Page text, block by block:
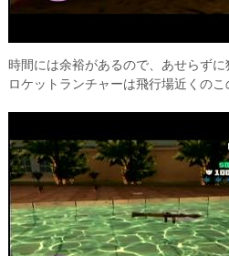
時間には余裕があるので、あせらずに
ロケットランチャーは飛行場近くのこ